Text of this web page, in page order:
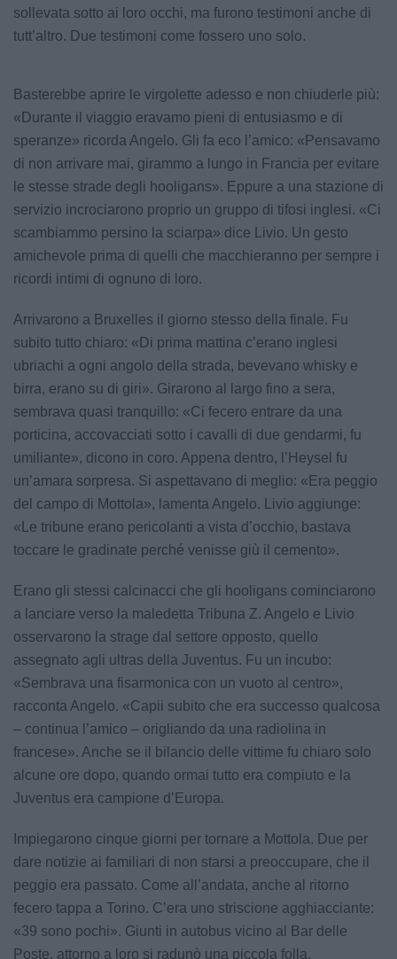
sollevata sotto ai loro occhi, ma furono testimoni anche di
tutt’altro. Due testimoni come fossero uno solo.
Basterebbe aprire le virgolette adesso e non chiuderle più:
«Durante il viaggio eravamo pieni di entusiasmo e di
speranze» ricorda Angelo. Gli fa eco l’amico: «Pensavamo
di non arrivare mai, girammo a lungo in Francia per evitare
le stesse strade degli hooligans». Eppure a una stazione di
servizio incrociarono proprio un gruppo di tifosi inglesi. «Ci
scambiammo persino la sciarpa» dice Livio. Un gesto
amichevole prima di quelli che macchieranno per sempre i
ricordi intimi di ognuno di loro.
Arrivarono a Bruxelles il giorno stesso della finale. Fu
subito tutto chiaro: «Di prima mattina c’erano inglesi
ubriachi a ogni angolo della strada, bevevano whisky e
birra, erano su di giri». Girarono al largo fino a sera,
sembrava quasi tranquillo: «Ci fecero entrare da una
porticina, accovacciati sotto i cavalli di due gendarmi, fu
umiliante», dicono in coro. Appena dentro, l’Heysel fu
un’amara sorpresa. Si aspettavano di meglio: «Era peggio
del campo di Mottola», lamenta Angelo. Livio aggiunge:
«Le tribune erano pericolanti a vista d’occhio, bastava
toccare le gradinate perché venisse giù il cemento».
Erano gli stessi calcinacci che gli hooligans cominciarono
a lanciare verso la maledetta Tribuna Z. Angelo e Livio
osservarono la strage dal settore opposto, quello
assegnato agli ultras della Juventus. Fu un incubo:
«Sembrava una fisarmonica con un vuoto al centro»,
racconta Angelo. «Capii subito che era successo qualcosa
– continua l’amico – origliando da una radiolina in
francese». Anche se il bilancio delle vittime fu chiaro solo
alcune ore dopo, quando ormai tutto era compiuto e la
Juventus era campione d’Europa.
Impiegarono cinque giorni per tornare a Mottola. Due per
dare notizie ai familiari di non starsi a preoccupare, che il
peggio era passato. Come all’andata, anche al ritorno
fecero tappa a Torino. C’era uno striscione agghiacciante:
«39 sono pochi». Giunti in autobus vicino al Bar delle
Poste, attorno a loro si radunò una piccola folla.